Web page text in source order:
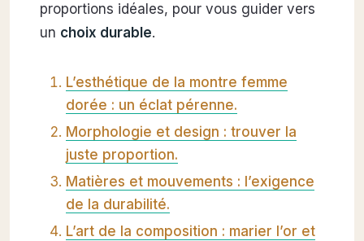
proportions idéales, pour vous guider vers
un choix durable.
L’esthétique de la montre femme
dorée : un éclat pérenne.
Morphologie et design : trouver la
juste proportion.
Matières et mouvements : l’exigence
de la durabilité.
L’art de la composition : marier l’or et